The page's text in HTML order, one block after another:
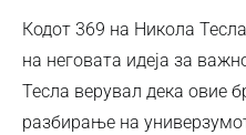
Кодот 369 на Никола
на неговата идеја за
Тесла верувал дека овие
разбирање на